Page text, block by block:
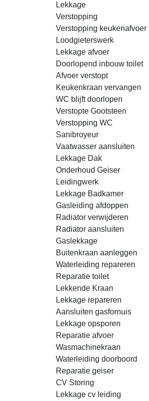
Lekkage
Verstopping
Verstopping keukenafvoer
Loodgieterswerk
Lekkage afvoer
Doorlopend inbouw toilet
Afvoer verstopt
Keukenkraan vervangen
WC blijft doorlopen
Verstopte Gootsteen
Verstopping WC
Sanibroyeur
Vaatwasser aansluiten
Lekkage Dak
Onderhoud Geiser
Leidingwerk
Lekkage Badkamer
Gasleiding afdoppen
Radiator verwijderen
Radiator aansluiten
Gaslekkage
Buitenkraan aanleggen
Waterleiding repareren
Reparatie toilet
Lekkende Kraan
Lekkage repareren
Aansluiten gasfornuis
Lekkage opsporen
Reparatie afvoer
Wasmachinekraan
Waterleiding doorboord
Reparatie geiser
CV Storing
Lekkage cv leiding